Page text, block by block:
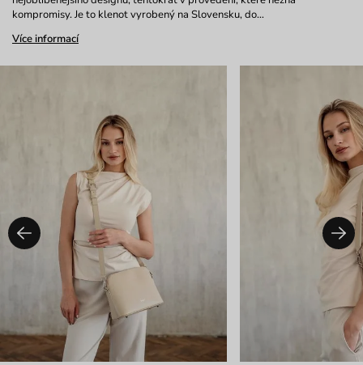
kompromisy. Je to klenot vyrobený na Slovensku, do…
Více informací